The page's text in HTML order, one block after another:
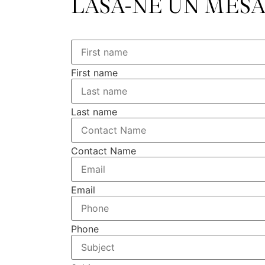
LASĂ-NE UN
First name
Last name
Contact Name
Email
Phone